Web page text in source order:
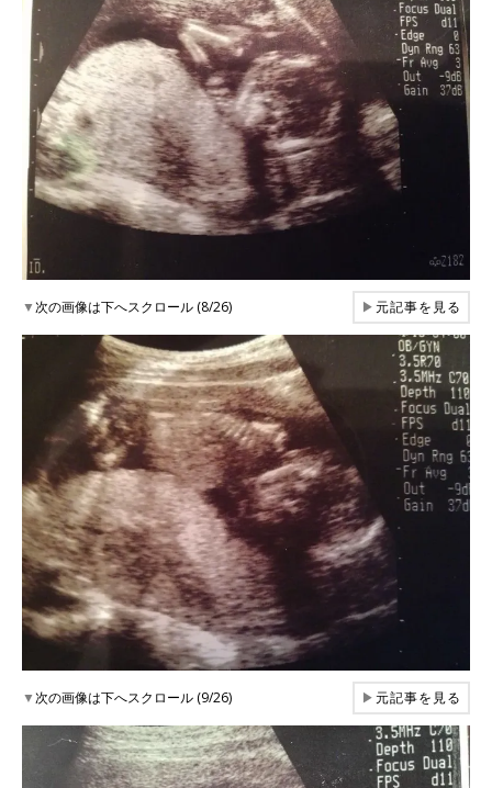
▼次の画像は下へスクロール (8/26) ▶元記事を見る
▼次の画像は下へスクロール (9/26) ▶元記事を見る